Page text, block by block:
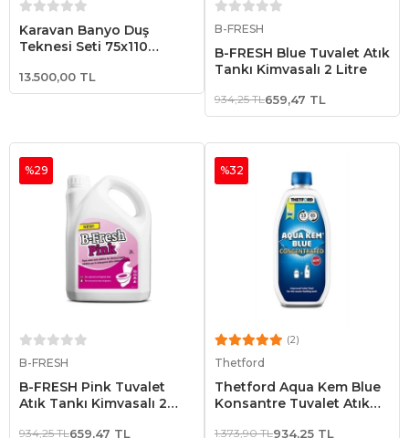
Karavan Banyo Duş
Teknesi Seti 75x110
Teknesi
13.500,00 TL
B-FRESH
B-FRESH Blue Tuvalet Atık
Tankı Kimyasalı 2 Litre
934,25 TL659,47 TL
B-FRESH
B-FRESH Pink Tuvalet
Atık Tankı Kimyasalı 2
%29
934,25 TL659,47 TL
(2)
Thetford
Thetford Aqua Kem Blue
Konsantre Tuvalet Atık
%32
1.373,90 TL934,25 TL